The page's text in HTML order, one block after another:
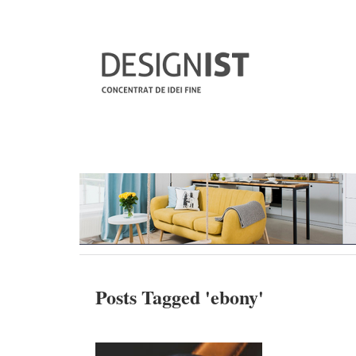
Posts Tagged 'ebony'